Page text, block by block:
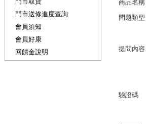
商品名稱
問題類型
提問內容
驗證碼
門市送修進度查詢
會員須知
會員好康
回饋金說明